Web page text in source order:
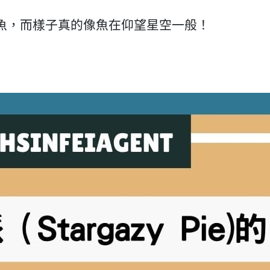
而樣子真的像魚在仰望星空一般！